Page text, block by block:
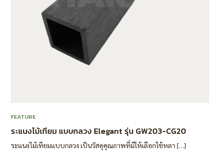
FEATURE
ระแนงไม้เทียม แบบกลวง Elegant รุ่น GW203-CG20
ระแนงไม้เทียมแบบกลวง เป็นวัสดุคุณภาพที่มีให้เลือกใช้หลา […]